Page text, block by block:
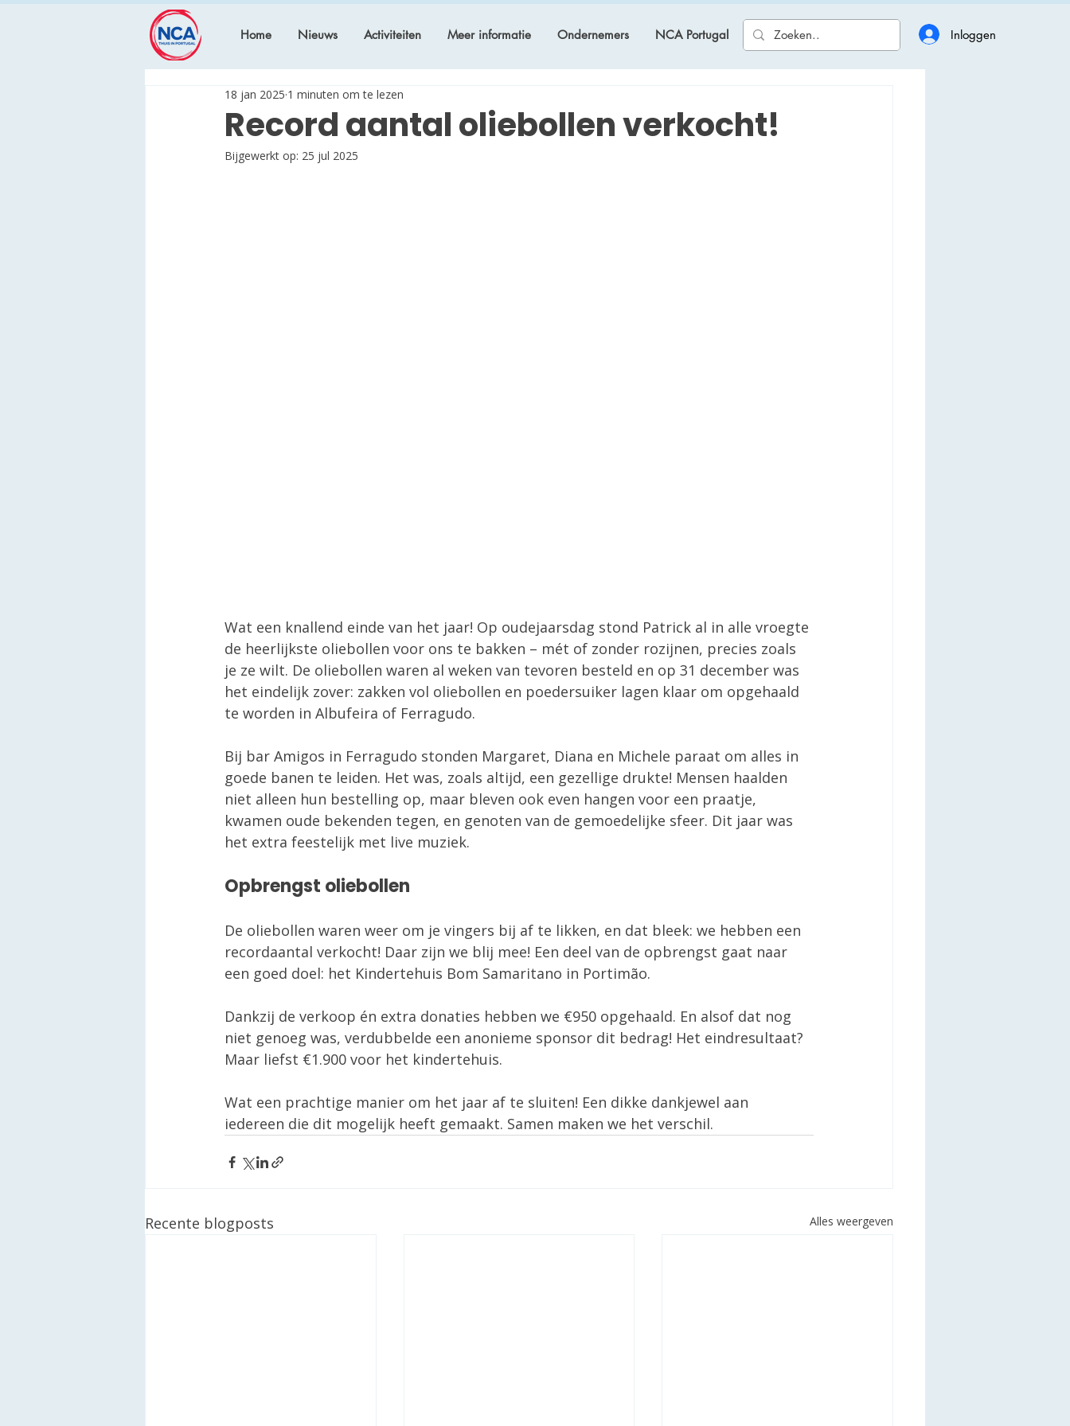
Home Nieuws Activiteiten Meer informatie Ondernemers NCA Portugal Inloggen
Record aantal oliebollen verkocht!
18 jan 2025 1 minuten om te lezen
Bijgewerkt op: 25 jul 2025
Wat een knallend einde van het jaar! Op oudejaarsdag stond Patrick al in alle vroegte
de heerlijkste oliebollen voor ons te bakken – mét of zonder rozijnen, precies zoals
je ze wilt. De oliebollen waren al weken van tevoren besteld en op 31 december was
het eindelijk zover: zakken vol oliebollen en poedersuiker lagen klaar om opgehaald
te worden in Albufeira of Ferragudo.
Bij bar Amigos in Ferragudo stonden Margaret, Diana en Michele paraat om alles in
goede banen te leiden. Het was, zoals altijd, een gezellige drukte! Mensen haalden
niet alleen hun bestelling op, maar bleven ook even hangen voor een praatje,
kwamen oude bekenden tegen, en genoten van de gemoedelijke sfeer. Dit jaar was
het extra feestelijk met live muziek.
Opbrengst oliebollen
De oliebollen waren weer om je vingers bij af te likken, en dat bleek: we hebben een
recordaantal verkocht! Daar zijn we blij mee! Een deel van de opbrengst gaat naar
een goed doel: het Kindertehuis Bom Samaritano in Portimão.
Dankzij de verkoop én extra donaties hebben we €950 opgehaald. En alsof dat nog
niet genoeg was, verdubbelde een anonieme sponsor dit bedrag! Het eindresultaat?
Maar liefst €1.900 voor het kindertehuis.
Wat een prachtige manier om het jaar af te sluiten! Een dikke dankjewel aan
iedereen die dit mogelijk heeft gemaakt. Samen maken we het verschil.
Recente blogposts Alles weergeven